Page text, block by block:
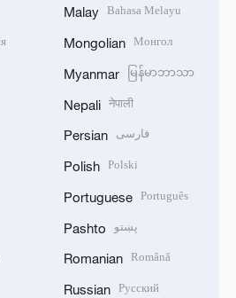
Malay Bahasa Melayu
Mongolian Монгол
Myanmar မြန်မာဘာသာ
Nepali नेपाली
Persian فارسی
Polish Polski
Portuguese Português
Pashto پښتو
Romanian Română
Russian Русский